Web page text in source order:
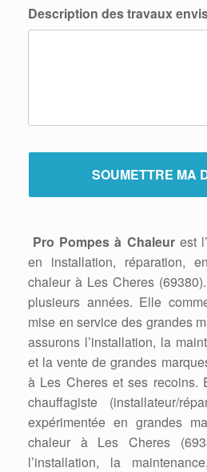
Description des travaux
Pro Pompes à Chaleurest
en installation, réparation,
chaleur à Les Cheres
plusieurs années. Elle
mise en service des grandes
assurons l’installation, la
et la vente de grandes
à Les Cheres et ses recoins.
chauffagiste (installateur/
expérimentée en grandes
chaleur à Les Cheres
l’installation, la